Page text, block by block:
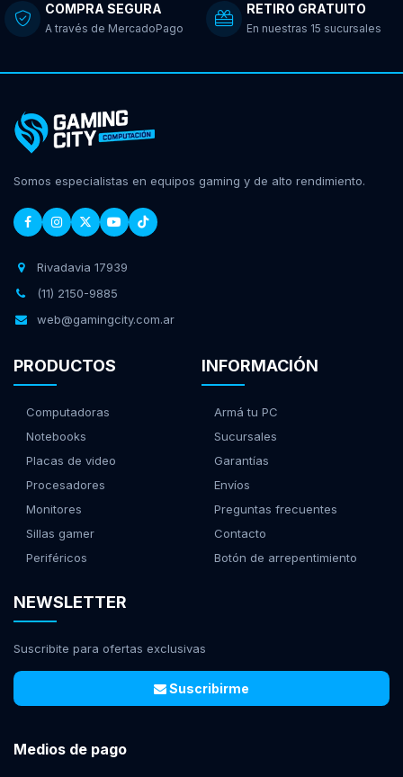
COMPRA SEGURA
A través de MercadoPago
RETIRO GRATUITO
En nuestras 15 sucursales
Somos especialistas en equipos gaming y de alto rendimiento.
Rivadavia 17939
(11) 2150-9885
web@gamingcity.com.ar
PRODUCTOS
Computadoras
Notebooks
Placas de video
Procesadores
Monitores
Sillas gamer
Periféricos
INFORMACIÓN
Armá tu PC
Sucursales
Garantías
Envíos
Preguntas frecuentes
Contacto
Botón de arrepentimiento
NEWSLETTER
Suscribite para ofertas exclusivas
Suscribirme
Medios de pago